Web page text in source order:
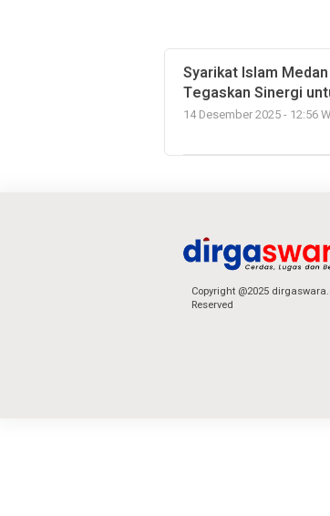
Syarikat Islam
Tegaskan Sinergi
14 Desember 2025 - 12:56
Copyright @2025
Reserved